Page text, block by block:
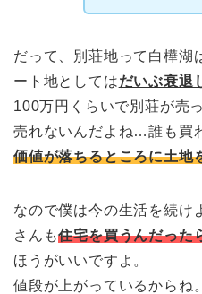
だって、別荘地って白樺湖
ート地としてはだいぶ衰退
100万円くらいで別荘が売
売れないんだよね…誰も買
価値が落ちるところに土地
なので僕は今の生活を続け
さんも住宅を買うんだった
ほうがいいですよ。
値段が上がっているからね。